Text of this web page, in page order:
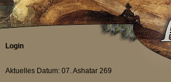
Login
Aktuelles Datum: 07. Ashatar 269